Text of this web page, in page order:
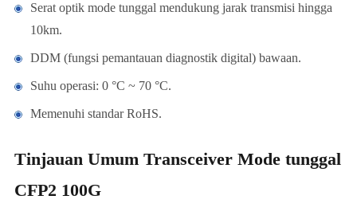
Serat optik mode tunggal mendukung jarak transmisi hingga
10km.
DDM (fungsi pemantauan diagnostik digital) bawaan.
Suhu operasi: 0 °C ~ 70 °C.
Memenuhi standar RoHS.
Tinjauan Umum Transceiver Mode tunggal
CFP2 100G